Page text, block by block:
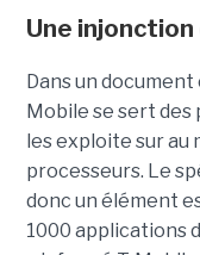
Une
Dans un
Mobile se sert des
les exploite sur au
processeurs. Le
donc un élément
1000 applications